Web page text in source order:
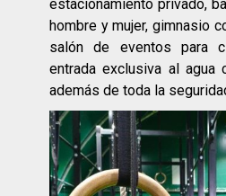
estacionamiento privado,
hombre y mujer, gimnasio
salón de eventos para
entrada exclusiva al agua
además de toda la